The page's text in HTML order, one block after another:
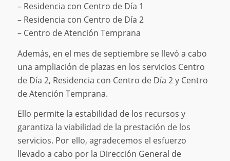
– Residencia con Centro de Día 1
– Residencia con Centro de Día 2
– Centro de Atención Temprana
Además, en el mes de septiembre se llevó a cabo
una ampliación de plazas en los servicios Centro
de Día 2, Residencia con Centro de Día 2 y Centro
de Atención Temprana.
Ello permite la estabilidad de los recursos y
garantiza la viabilidad de la prestación de los
servicios. Por ello, agradecemos el esfuerzo
llevado a cabo por la Dirección General de